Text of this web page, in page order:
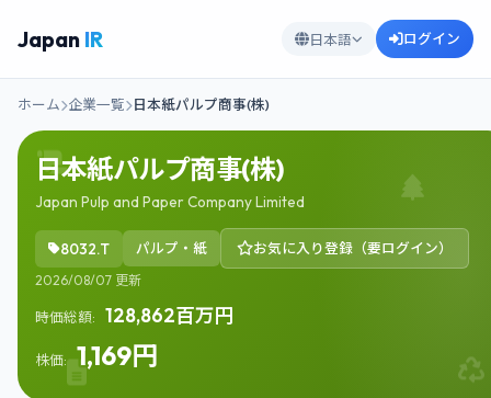
Japan IR 日本語 ログイン
ホーム 企業一覧 日本紙パルプ商事(株)
日本紙パルプ商事(株)
Japan Pulp and Paper Company Limited
8032.T パルプ・紙 お気に入り登録（要ログイン）
2026/08/07 更新
時価総額: 128,862百万円
株価: 1,169円